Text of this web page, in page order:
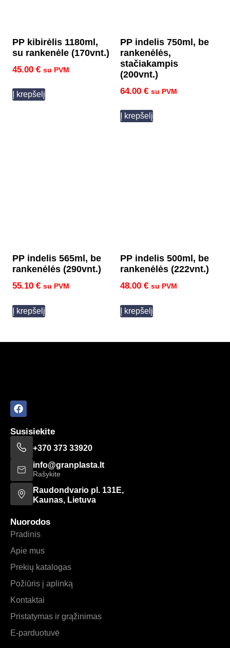
PP kibirėlis 1180ml,
su rankenėle (170vnt.)
45.00 € su PVM
Į krepšelį
PP indelis 750ml, be
rankenėlės,
stačiakampis
(200vnt.)
64.00 € su PVM
Į krepšelį
PP indelis 565ml, be
rankenėlės (290vnt.)
55.10 € su PVM
Į krepšelį
PP indelis 500ml, be
rankenėlės (222vnt.)
48.00 € su PVM
Į krepšelį
Susisiekite
+370 373 33920
info@granplasta.lt
Rašykite
Raudondvario pl. 131E,
Kaunas, Lietuva
Nuorodos
Pradinis
Apie mus
Prekių katalogas
Požiūris į aplinką
Kontaktai
Pristatymas ir grąžinimas
E-parduotuvė